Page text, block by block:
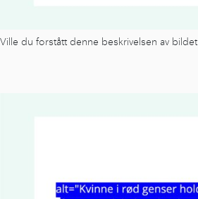
Ville du forstått denne beskrivelsen av